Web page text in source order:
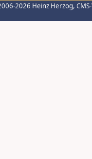
2026 Heinz Herzog,